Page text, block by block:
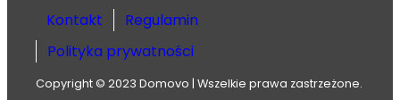
Kontakt
Regulamin
Polityka prywatności
Copyright © 2023 Domovo | Wszelkie prawa zastrzeżone.